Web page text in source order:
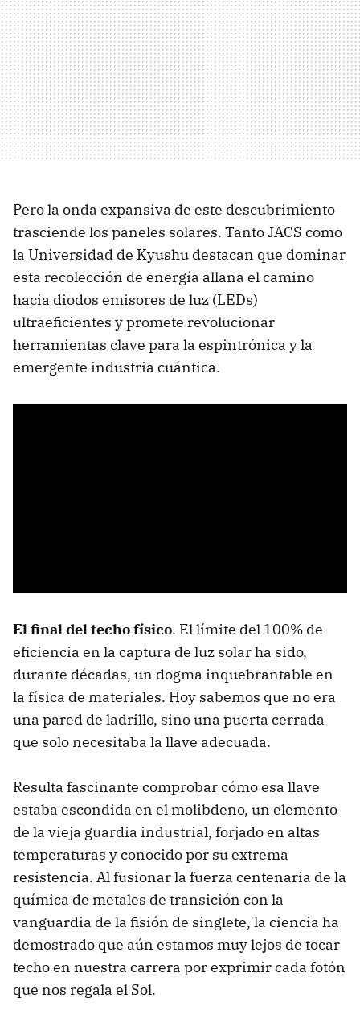
Pero la onda expansiva de este descubrimiento
trasciende los paneles solares. Tanto JACS como
la Universidad de Kyushu destacan que dominar
esta recolección de energía allana el camino
hacia diodos emisores de luz (LEDs)
ultraeficientes y promete revolucionar
herramientas clave para la espintrónica y la
emergente industria cuántica.
El final del techo físico. El límite del 100% de
eficiencia en la captura de luz solar ha sido,
durante décadas, un dogma inquebrantable en
la física de materiales. Hoy sabemos que no era
una pared de ladrillo, sino una puerta cerrada
que solo necesitaba la llave adecuada.
Resulta fascinante comprobar cómo esa llave
estaba escondida en el molibdeno, un elemento
de la vieja guardia industrial, forjado en altas
temperaturas y conocido por su extrema
resistencia. Al fusionar la fuerza centenaria de la
química de metales de transición con la
vanguardia de la fisión de singlete, la ciencia ha
demostrado que aún estamos muy lejos de tocar
techo en nuestra carrera por exprimir cada fotón
que nos regala el Sol.